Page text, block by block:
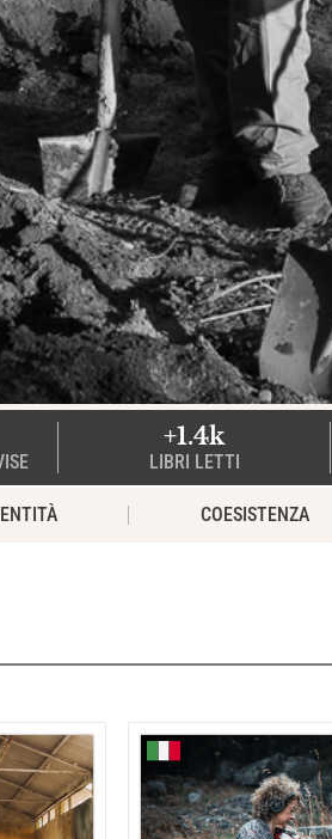
+1.4k
LIBRI LETTI
COESISTENZA